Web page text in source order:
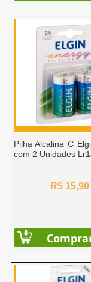
Pilha Alcalina C
com 2 Unidades
R$ 15,90